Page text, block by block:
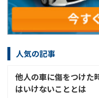
人気の記事
他人の車に傷をつけ
はいけないこととは